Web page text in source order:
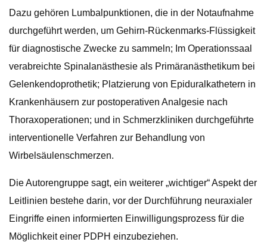
Dazu gehören Lumbalpunktionen, die in der Notaufnahme
durchgeführt werden, um Gehirn-Rückenmarks-Flüssigkeit
für diagnostische Zwecke zu sammeln; Im Operationssaal
verabreichte Spinalanästhesie als Primäranästhetikum bei
Gelenkendoprothetik; Platzierung von Epiduralkathetern in
Krankenhäusern zur postoperativen Analgesie nach
Thoraxoperationen; und in Schmerzkliniken durchgeführte
interventionelle Verfahren zur Behandlung von
Wirbelsäulenschmerzen.
Die Autorengruppe sagt, ein weiterer „wichtiger“ Aspekt der
Leitlinien bestehe darin, vor der Durchführung neuraxialer
Eingriffe einen informierten Einwilligungsprozess für die
Möglichkeit einer PDPH einzubeziehen.